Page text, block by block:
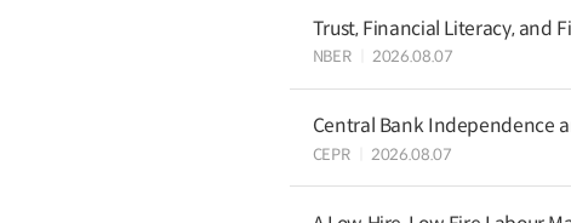
Trust, Financial Literacy, and
NBER 2026.08.07
Central Bank Independence
CEPR 2026.08.07